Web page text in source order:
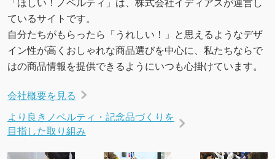
いたします。配置のご相談にも応じています。
→詳しく見る
ているサイトです。
自分たちがもらったら「うれしい！」と思えるようなデザ
イン性が高くおしゃれな商品選びを中心に、私たちならで
はの商品情報を提供できるようにいつも心掛けています。
会社概要を見る
より良きノベルティ・記念品づくりを
目指した取り組み